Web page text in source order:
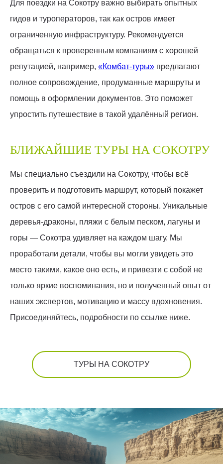
Для поездки на Сокотру важно выбирать опытных
гидов и туроператоров, так как остров имеет
ограниченную инфраструктуру. Рекомендуется
обращаться к проверенным компаниям с хорошей
репутацией, например, «Комбат-туры» предлагают
полное сопровождение, продуманные маршруты и
помощь в оформлении документов. Это поможет
упростить путешествие в такой удалённый регион.
БЛИЖАЙШИЕ ТУРЫ НА СОКОТРУ
Мы специально съездили на Сокотру, чтобы всё
проверить и подготовить маршрут, который покажет
остров с его самой интересной стороны. Уникальные
деревья-драконы, пляжи с белым песком, лагуны и
горы — Сокотра удивляет на каждом шагу. Мы
проработали детали, чтобы вы могли увидеть это
место такими, какое оно есть, и привезти с собой не
только яркие воспоминания, но и полученный опыт от
наших экспертов, мотивацию и массу вдохновения.
Присоединяйтесь, подробности по ссылке ниже.
ТУРЫ НА СОКОТРУ